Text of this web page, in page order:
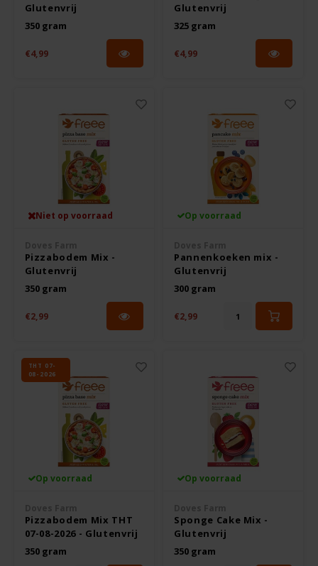
Glutenvrij
350 gram
€4,99
Glutenvrij
325 gram
€4,99
Niet op voorraad
Pizzabodem Mix -
Glutenvrij
350 gram
€2,99
Op voorraad
Pannenkoeken mix -
Glutenvrij
300 gram
€2,99
THT 07-
08-2026
Op voorraad
Pizzabodem Mix THT
07-08-2026 - Glutenvrij
350 gram
Op voorraad
Sponge Cake Mix -
Glutenvrij
350 gram